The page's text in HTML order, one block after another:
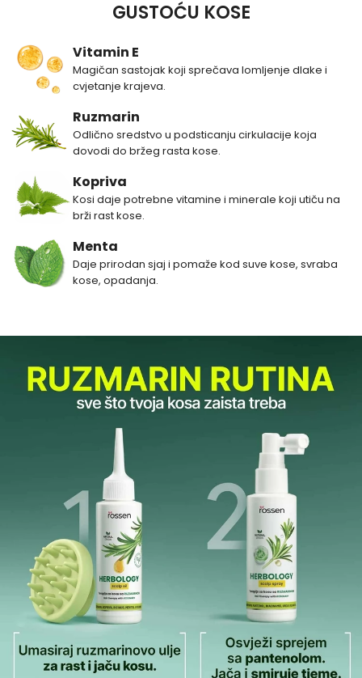
GUSTOĆU KOSE
Vitamin E
Magičan sastojak koji sprečava lomljenje dlake i
cvjetanje krajeva.
Ruzmarin
Odlično sredstvo u podsticanju cirkulacije koja
dovodi do bržeg rasta kose.
Kopriva
Kosi daje potrebne vitamine i minerale koji utiču na
brži rast kose.
Menta
Daje prirodan sjaj i pomaže kod suve kose, svraba
kose, opadanja.